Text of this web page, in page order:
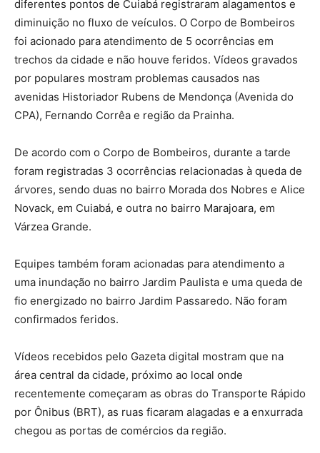
diferentes pontos de Cuiabá registraram alagamentos e
diminuição no fluxo de veículos. O Corpo de Bombeiros
foi acionado para atendimento de 5 ocorrências em
trechos da cidade e não houve feridos. Vídeos gravados
por populares mostram problemas causados nas
avenidas Historiador Rubens de Mendonça (Avenida do
CPA), Fernando Corrêa e região da Prainha.
De acordo com o Corpo de Bombeiros, durante a tarde
foram registradas 3 ocorrências relacionadas à queda de
árvores, sendo duas no bairro Morada dos Nobres e Alice
Novack, em Cuiabá, e outra no bairro Marajoara, em
Várzea Grande.
Equipes também foram acionadas para atendimento a
uma inundação no bairro Jardim Paulista e uma queda de
fio energizado no bairro Jardim Passaredo. Não foram
confirmados feridos.
Vídeos recebidos pelo Gazeta digital mostram que na
área central da cidade, próximo ao local onde
recentemente começaram as obras do Transporte Rápido
por Ônibus (BRT), as ruas ficaram alagadas e a enxurrada
chegou as portas de comércios da região.